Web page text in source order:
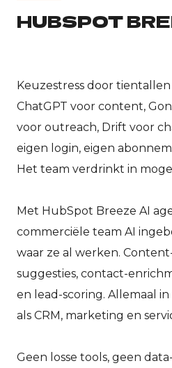
HUBSPOT
Keuzestress door tientallen
ChatGPT voor content,
voor outreach, Drift voor
eigen login, eigen
Het team verdrinkt in
Met HubSpot Breeze AI
commerciële team AI
waar ze al werken.
suggesties, contact-
en lead-scoring. Allemaal
als CRM, marketing en
Geen losse tools, geen